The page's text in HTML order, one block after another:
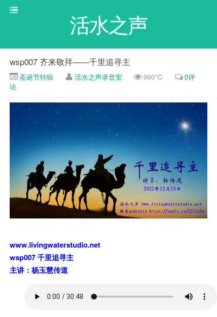
活水之声
wsp007 齐来敬拜——千里追寻主
圣诞节特辑 活水之声录音室 960℃
0评
论
www.livingwaterstudio.net
wsp007 千里追寻主
主讲：杨玉慧传道